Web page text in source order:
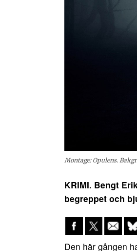
Montage: Opulens.
KRIMI. Bengt
begreppet och
Den här gången